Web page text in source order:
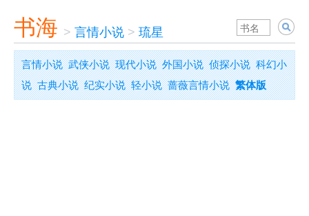
书海 > 言情小说 > 琉星
言情小说 武侠小说 现代小说 外国小说 侦探小说 科幻小
说 古典小说 纪实小说 轻小说 蔷薇言情小说 繁体版